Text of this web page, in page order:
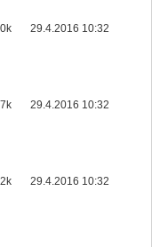
29.4.2016 10:32
29.4.2016 10:32
29.4.2016 10:32